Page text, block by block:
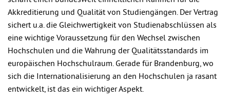
Akkreditierung und Qualität von Studiengängen. Der Vertrag
sichert u.a. die Gleichwertigkeit von Studienabschlüssen als
eine wichtige Voraussetzung für den Wechsel zwischen
Hochschulen und die Wahrung der Qualitätsstandards im
europäischen Hochschulraum. Gerade für Brandenburg, wo
sich die Internationalisierung an den Hochschulen ja rasant
entwickelt, ist das ein wichtiger Aspekt.